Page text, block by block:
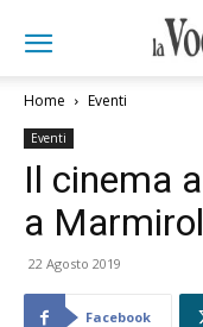
Home Eventi
Eventi
Il cinema
a
22 Agosto 2019
Facebook